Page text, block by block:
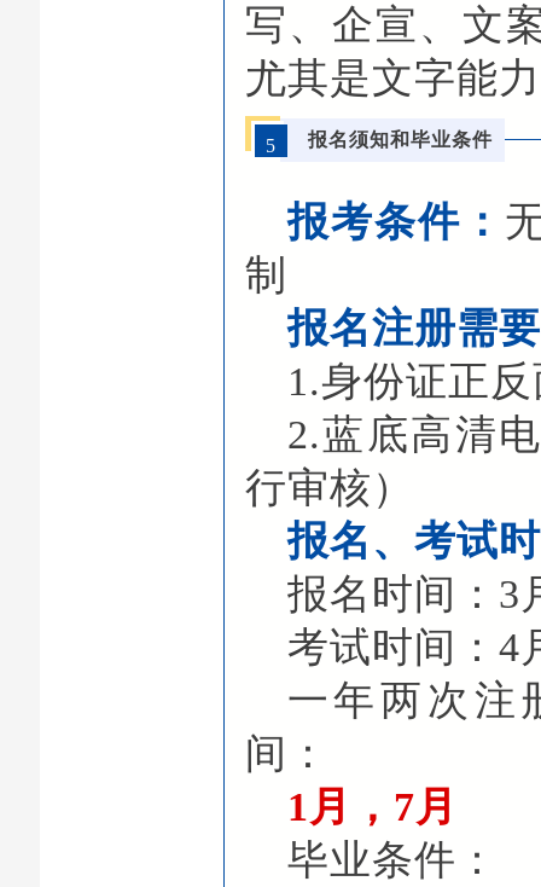
写、企宣、文
尤其是文字能
5 报名须知和毕业条件
报考条件：
制
报名注册需
1.身份证正
2.蓝底高清
行审核）
报名、考试
报名时间：3
考试时间：4
一年两次注
间：
1月，7月
毕业条件：